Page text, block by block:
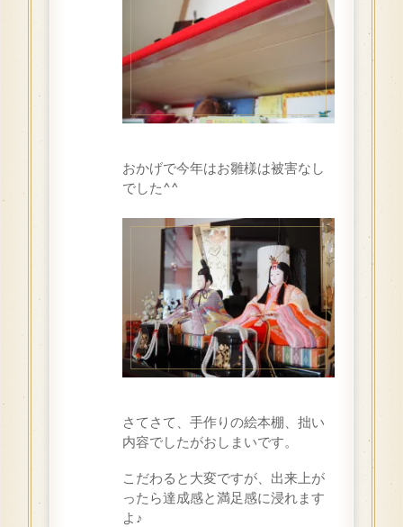
おかげで今年はお雛様は被害なし
でした^^
さてさて、手作りの絵本棚、拙い
内容でしたがおしまいです。
こだわると大変ですが、出来上が
ったら達成感と満足感に浸れます
よ♪